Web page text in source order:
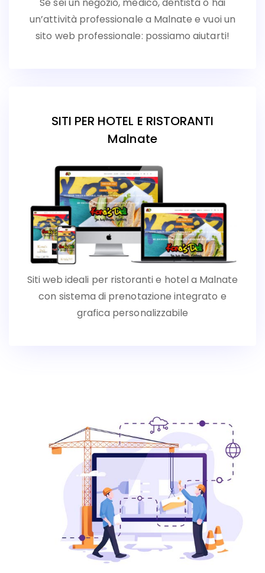
un’attività professionale a Malnate e vuoi un
sito web professionale: possiamo aiutarti!
SITI PER HOTEL E RISTORANTI
Malnate
Siti web ideali per ristoranti e hotel a Malnate
con sistema di prenotazione integrato e
grafica personalizzabile